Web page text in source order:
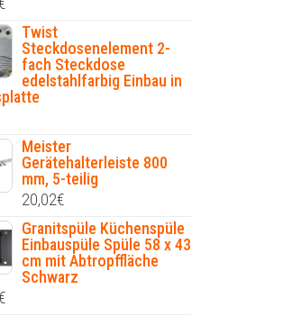
Twist
Steckdosenelement 2-
fach Steckdose
edelstahlfarbig Einbau in
Meister
Gerätehalterleiste 800
mm, 5-teilig
20,02€
Granitspüle Küchenspüle
Einbauspüle Spüle 58 x 43
cm mit Abtropffläche
Schwarz